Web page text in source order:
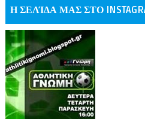
Η ΣΕΛΊΔΑ ΜΑΣ ΣΤΟ